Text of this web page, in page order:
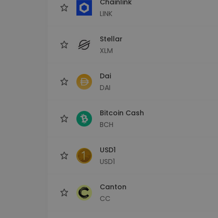
LINK
Stellar
XLM
Dai
DAI
Bitcoin Cash
BCH
USD1
USD1
Canton
CC